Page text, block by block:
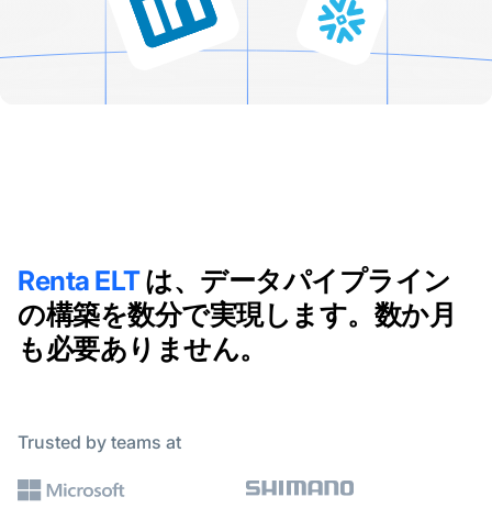
Renta ELTは、データパイプライン
の構築を数分で実現します。数か月
も必要ありません。
Trusted by teams at